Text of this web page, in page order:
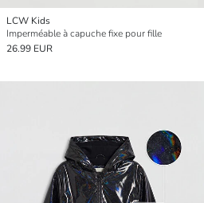
LCW Kids
Imperméable à capuche fixe pour fille
26.99 EUR